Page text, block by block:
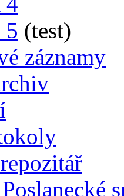
5 (test)
záznamy